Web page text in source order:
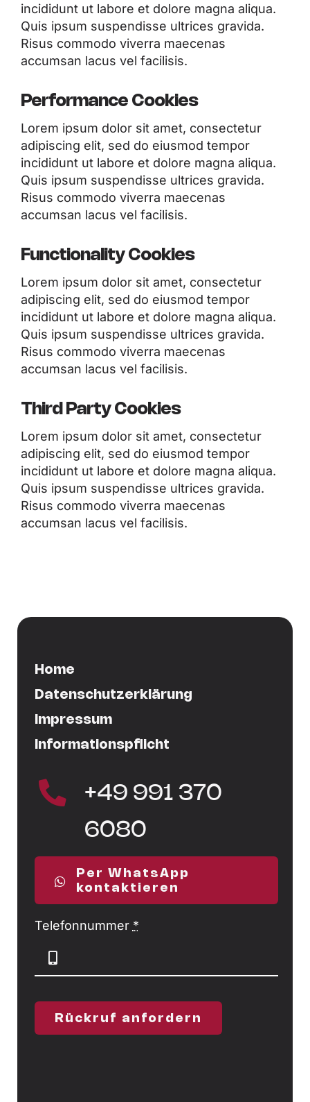
incididunt ut labore et dolore magna aliqua.
Quis ipsum suspendisse ultrices gravida.
Risus commodo viverra maecenas
accumsan lacus vel facilisis.
Performance Cookies
Lorem ipsum dolor sit amet, consectetur
adipiscing elit, sed do eiusmod tempor
incididunt ut labore et dolore magna aliqua.
Quis ipsum suspendisse ultrices gravida.
Risus commodo viverra maecenas
accumsan lacus vel facilisis.
Functionality Cookies
Lorem ipsum dolor sit amet, consectetur
adipiscing elit, sed do eiusmod tempor
incididunt ut labore et dolore magna aliqua.
Quis ipsum suspendisse ultrices gravida.
Risus commodo viverra maecenas
accumsan lacus vel facilisis.
Third Party Cookies
Lorem ipsum dolor sit amet, consectetur
adipiscing elit, sed do eiusmod tempor
incididunt ut labore et dolore magna aliqua.
Quis ipsum suspendisse ultrices gravida.
Risus commodo viverra maecenas
accumsan lacus vel facilisis.
Home
Datenschutzerklärung
Impressum
Informationspflicht
+49 991 370
6080
Per WhatsApp
kontaktieren
Telefonnummer *
Rückruf anfordern